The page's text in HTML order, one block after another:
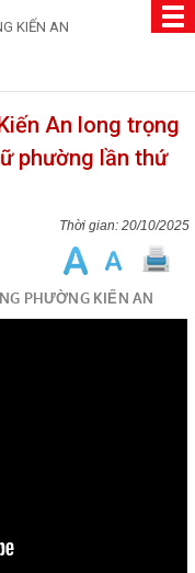
KIẾN AN
An long trọng
phường lần thứ
20/10/2025